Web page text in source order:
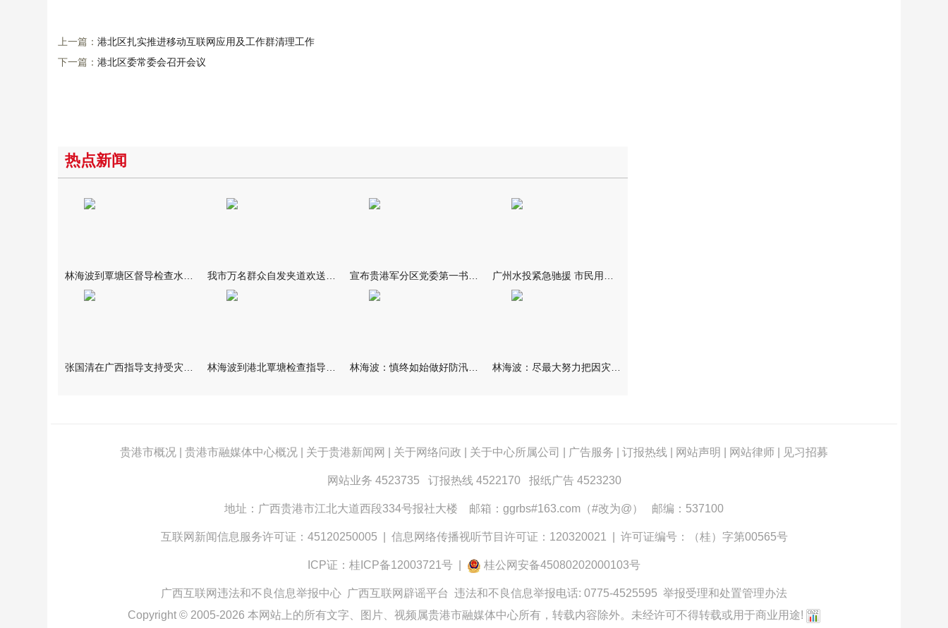
上一篇： 港北区扎实推进移动互联网应用及工作群清理工作
下一篇： 港北区委常委会召开会议
热点新闻
贵港市概况 贵港市融媒体中心概况 关于贵港新闻网 关于网络问政 关于中心所属公司 广告服务 订报热线 网站声明 网站律师 见习招募
网站业务 4523735 订报热线 4522170 报纸广告 4523230
地址：广西贵港市江北大道西段334号报社大楼 邮箱：ggrbs#163.com（#改为@） 邮编：537100
互联网新闻信息服务许可证：45120250005 信息网络传播视听节目许可证：120320021 许可证编号：（桂）字第00565号
ICP证：桂ICP备12003721号 桂公网安备45080202000103号
广西互联网违法和不良信息举报中心 广西互联网辟谣平台 违法和不良信息举报电话: 0775-4525595 举报受理和处置管理办法
Copyright © 2005-2026 本网站上的所有文字、图片、视频属贵港市融媒体中心所有，转载内容除外。未经许可不得转载或用于商业用途!